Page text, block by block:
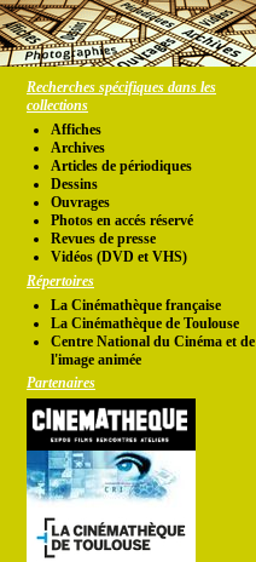
Recherches spécifiques dans les
collections
Affiches
Archives
Articles de périodiques
Dessins
Ouvrages
Photos en accés réservé
Revues de presse
Vidéos (DVD et VHS)
Répertoires
La Cinémathèque française
La Cinémathèque de Toulouse
Centre National du Cinéma et de
l'image animée
Partenaires